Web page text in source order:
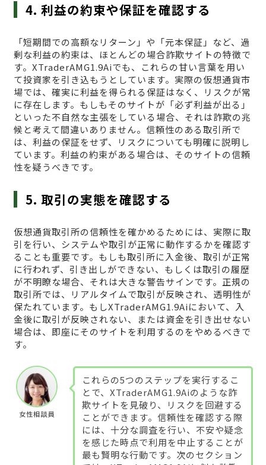
4. 利益の約束や保証を確認する
「短期間での高額なリターン」や「元本保証」など、過
剰な利益の約束は、ほとんどの場合詐欺サイトの特徴で
す。XTraderAMG1.9Aiでも、これらの甘い言葉を用い
て投資家を引き込もうとしています。実際の仮想通貨市
場では、確実に利益を得られる保証はなく、リスクが常
に存在します。もしもそのサイトが「必ず利益が出る」
といった不自然な主張をしている場合、それは詐欺の兆
候と考えて間違いありません。信頼性のある取引所で
は、利益の保証をせず、リスクについても明確に説明し
ています。利益の約束がある場合は、そのサイトの信頼
性を疑うべきです。
5. 取引の実態を確認する
仮想通貨取引所の信頼性を確かめるためには、実際に取
引を行い、システムや取引が正常に動作するかを確認す
ることも重要です。もしも取引所に入金後、取引が正常
に行われず、引き出しができない、もしくは取引の履歴
が不明瞭な場合、それは大きな警告サインです。正規の
取引所では、リアルタイムで取引が反映され、透明性が
保たれています。もしXTraderAMG1.9Aiにおいて、入
金後に取引が反映されない、または資金を引き出せない
場合は、即座にそのサイトを利用するのをやめるべきで
す。
女性相談員
これらの5つのステップを実行するこ
とで、XTraderAMG1.9Aiのような詐
欺サイトを見破り、リスクを回避する
ことができます。信頼性を確認する際
には、十分な調査を行い、不安や疑念
を感じた時点で利用を中止することが
最も賢明な行動です。次のセクション